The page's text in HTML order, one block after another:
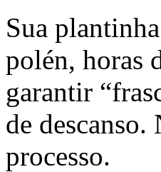
Sua
polén, horas
garantir
de
processo.